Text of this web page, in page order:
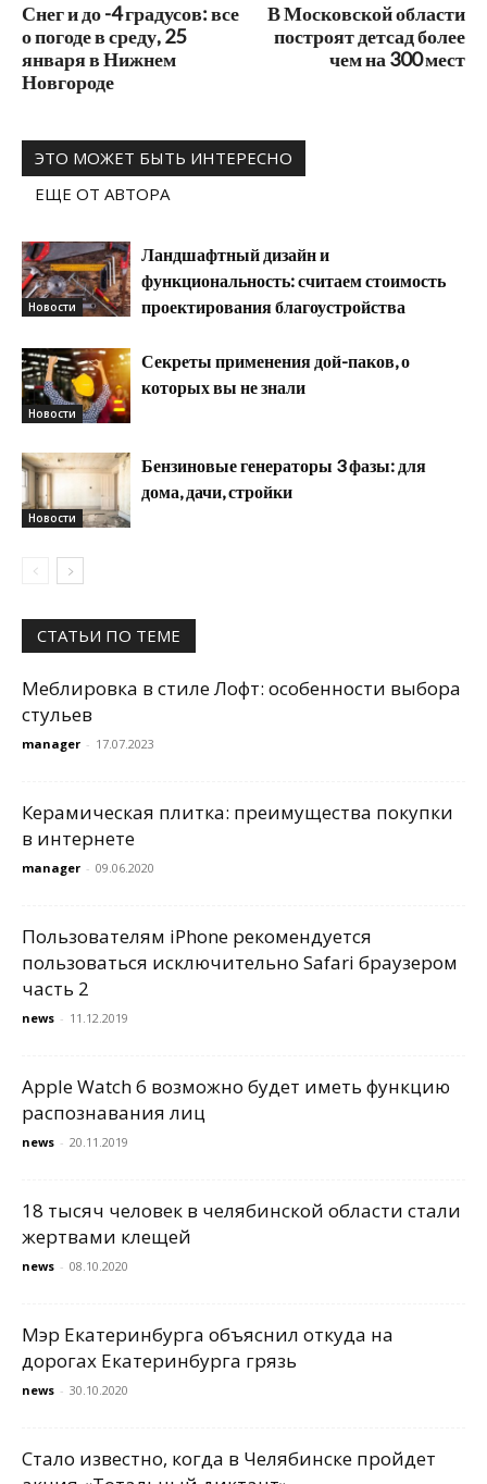
Снег и до -4 градусов: все
о погоде в среду, 25
января в Нижнем
Новгороде
В Московской области
построят детсад более
чем на 300 мест
ЭТО МОЖЕТ БЫТЬ ИНТЕРЕСНО
ЕЩЕ ОТ АВТОРА
Новости
Ландшафтный дизайн и
функциональность: считаем стоимость
проектирования благоустройства
Новости
Секреты применения дой-паков, о
которых вы не знали
Новости
Бензиновые генераторы 3 фазы: для
дома, дачи, стройки
СТАТЬИ ПО ТЕМЕ
Меблировка в стиле Лофт: особенности выбора
стульев
manager - 17.07.2023
Керамическая плитка: преимущества покупки
в интернете
manager - 09.06.2020
Пользователям iPhone рекомендуется
пользоваться исключительно Safari браузером
часть 2
news - 11.12.2019
Apple Watch 6 возможно будет иметь функцию
распознавания лиц
news - 20.11.2019
18 тысяч человек в челябинской области стали
жертвами клещей
news - 08.10.2020
Мэр Екатеринбурга объяснил откуда на
дорогах Екатеринбурга грязь
news - 30.10.2020
Стало известно, когда в Челябинске пройдет